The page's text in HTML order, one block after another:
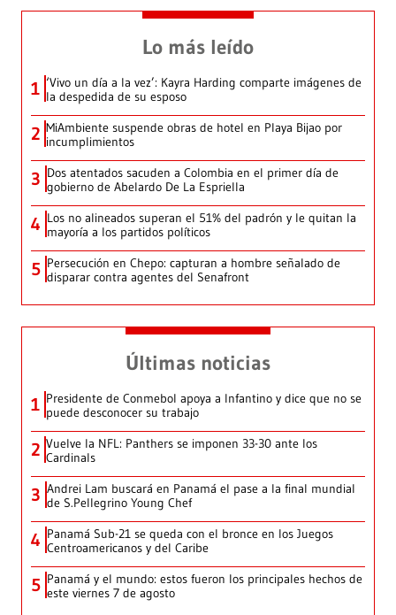
Lo más leído
1 ‘Vivo un día a la vez’: Kayra Harding comparte imágenes de
la despedida de su esposo
2 MiAmbiente suspende obras de hotel en Playa Bijao por
incumplimientos
3 Dos atentados sacuden a Colombia en el primer día de
gobierno de Abelardo De La Espriella
4 Los no alineados superan el 51% del padrón y le quitan la
mayoría a los partidos políticos
5 Persecución en Chepo: capturan a hombre señalado de
disparar contra agentes del Senafront
Últimas noticias
1 Presidente de Conmebol apoya a Infantino y dice que no se
puede desconocer su trabajo
2 Vuelve la NFL: Panthers se imponen 33-30 ante los
Cardinals
3 Andrei Lam buscará en Panamá el pase a la final mundial
de S.Pellegrino Young Chef
4 Panamá Sub-21 se queda con el bronce en los Juegos
Centroamericanos y del Caribe
5 Panamá y el mundo: estos fueron los principales hechos de
este viernes 7 de agosto